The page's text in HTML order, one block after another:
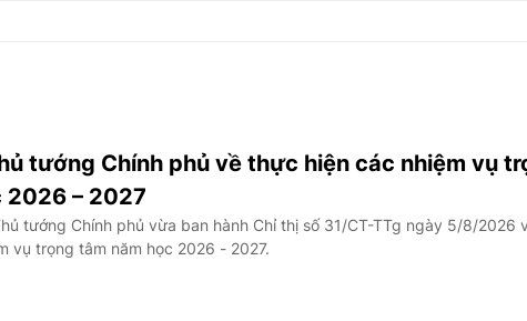
tướng Chính phủ về thực hiện các nhiệm vụ
2026 – 2027
tướng Chính phủ vừa ban hành Chỉ thị số 31/CT-TTg ngày 5/8/2026
vụ trọng tâm năm học 2026 - 2027.